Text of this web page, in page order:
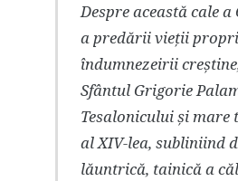
Despre această cale
a predării vieții
îndumnezeirii
Sfântul Grigorie
Tesalonicului și mare
al XIV-lea, subliniind
lăuntrică, tainică a